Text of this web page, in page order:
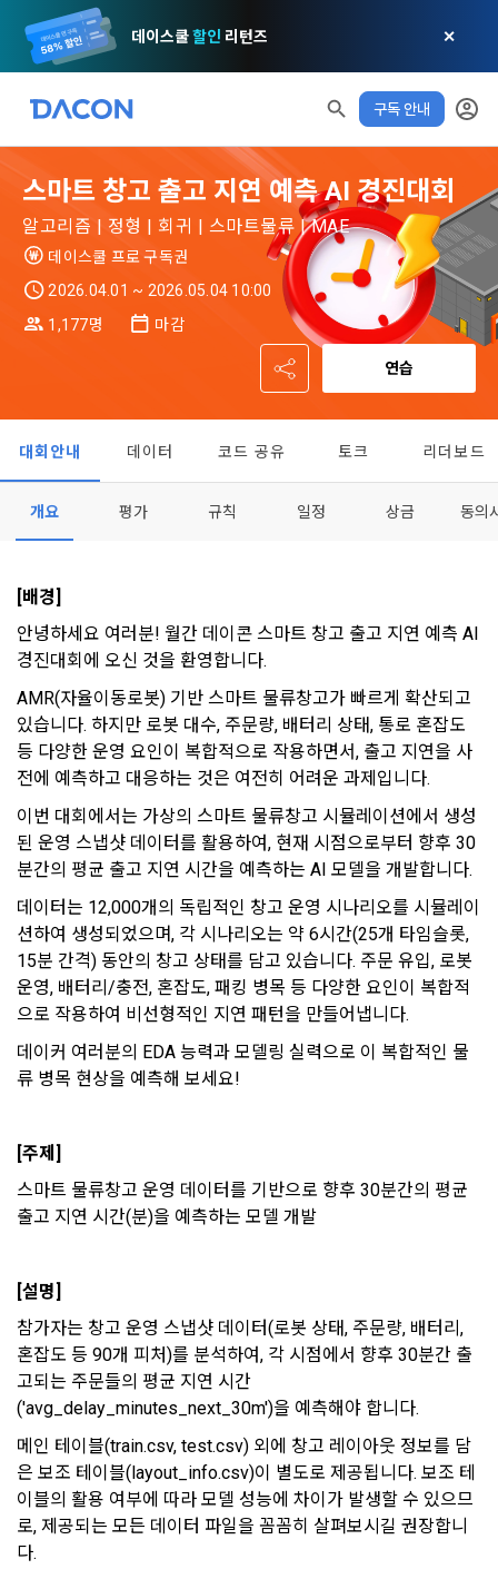
데이스쿨할인 리턴즈 ✕
구독 안내
알림 0 모두 읽음 모두 삭제 닫기
✕ MY XP XP 안내
LEVEL 1 다음 레벨까지 150 XP
0/150 XP
오늘의 XP
0 / 800
전체 XP
0
0
메일 인증 필요
[데이콘] 회원가입 인증메일
이용약관
본 약관은 데이콘 주식회사(이하 “회사”)와 “회원” 간에 정보 서
비스를 이용하는 조건 및 절차에 관한 필요한 사항을 약속하여
규정하는 데 그 목적이 있다. “회원”은 모든 약관에 동의해야 하
며, 어떤 방식이든 본 서비스를 사용한다는 것은 “회원”이 본 약
의 조항을 포함한다.
제 2 조 (용어의 정의)
1."사이트"라 함은 "회사"가 서비스를 "회원"에게 제공하기 위하
여 컴퓨터 등 정보 통신 설비를 이용하여 설정한 가상의 영업장
또는 "회사"가 운영하는 아래 웹사이트를 말한다.
가. ***.dacon.io
2. "서비스"라 함은 “대회”, “교육”, “인재풀 등록” 등 사이트에서
제공하는 모든 서비스를 말한다. 그 외 "회사"가 운영하는 사이
트를 통해 개인이 등록한 자료를 DB화하여 각각의 목적에 맞게
분류, 가공, 집계하여 정보를 제공하는 서비스를 포함한다.
3. "개인회원"이라 함은 서비스를 이용하기 위하여 이 약관에 동
의하고 "회사"와 이용 계약을 체결한 개인을 말한다.
4. “인재회원”이라 함은 “데이콘 인재풀 서비스”를 이용하기 위
용 의뢰 “기업회원”에게 개인정보, 프로젝트, 코드 등을 제공하
는 것에 동의한 “개인회원”을 말한다.
5. “기업회원”이라 함은 “회사”에 대회의 주최를 의뢰하거나, 채
용 의뢰 서비스 등을 이용하기 위해 “회사”와 일정 계약을 한 개
인 또는 법인을 말한다.
6. “해커톤”이라 함은 “회사”가 “사이트”에 출제한 문제에 “개인
회원”이 AI 코드를 제출하고, “회사”는 이를 평가하여 우수작을
을 크라우드소싱하기 위하여 “회사"에 의뢰하는 경연대회 또는
해커톤, AI해커톤, AI경진대회 등을 말한다.
8. “교육”이라 함은 “회사”가  제공하는 교육컨텐츠를 포함한 온
9. "아이디"라 함은 회원의 식별과 회원의 서비스 이용을 위하여
"회원"이 가입 시 사용한 이메일 주소를 말한다.
10. "비밀번호"라 함은 "회사"의 서비스를 이용하려는 사람이 아
이디를 부여받은 자와 동일인임을 확인하고 "회원"의 권익을 보
호하기 위하여 "회원"이 선정한 문자와 숫자의 조합 또는 이와
동일한 용도로 쓰이는 “사이트”에서 자동 생성된 인증코드를 말
한다.
제 3 조 (효력의 발생 및 변경)
본 약관은 온라인을 통하여 “회원”에게 공시함으로써 효력을 발
개인정보 처리방침
데이콘 개인정보 처리방침
(2021.05.24 본)
데이콘은 이용자 개인정보 보호를 여러 경영요소 가운데 최
는 ‘회사’)는 서비스 기획부터 종료까지 정보통신망 이용촉진 및
정보보호 등에 관한 법률(이하 ‘정보통신망법’), 개인정보보호법
1. 개인정보처리방침의 의의
며, 필요에 따라 누구와 이를 공유(‘위탁 또는 제공’)하며, 이용목
적을 달성한 정보를 언제, 어떻게 파기 하는지 등 ‘개인정보의 한
살이’와 관련한 정보를 투명하게 제공합니다.
정보주체로서 이용자는 자신의 개인정보에 대해 어떤 권리를 가
지고 있으며, 이를 어떤 방법과 절차로 행사할 수 있는지를 알려
드립니다. 또한, 법정대리인(부모 등)이 만14세 미만 아동의 개
인정보 보호를 위해 어떤 권리를 행사할 수 있는지도 함께 안내
합니다.
개인정보 침해사고가 발생하는 경우, 추가적인 피해를 예방하고
이미 발생한 피해를 복구하기 위해 누구에게 연락하여 어떤 도
움을 받을 수 있는지 알려 드립니다.
그 무엇보다도, 개인정보와 관련하여 데이콘과 이용자 간의 권
리 및 의무 관계를 규정하여 이용자의 ‘개인정보자기결정권’을
보장하는 수단이 됩니다.
데이콘 주식회사(이하 “회사”)는 다음 목적을 위하여 개인정보
를 수집하고 있으며, 다음 목적 이외의 용도로는 수집한 개인정
보를 이용하지 않습니다.
회원제 서비스 이용에 따른 본인확인, 본인의 의사확인, 고객문
의에 대한 응답, 새로운 정보의 소개 및 고지사항 전달
2) 서비스 제공에 관한 계약 이행 및 서비스 제공에 따른 요금정
산
본인인증, 채용정보 매칭 및 컨텐츠 제공을 위한 개인식별, 회원
간의 상호 연락, 구매 및 요금 결제, 물품 및 증빙발송, 부정 이용
방지와 비인가 사용방지
마케팅 정보 수신 동의
DACON이 제공하는 이용자 맞춤형 서비스 및 상품 추천, 각종
경품 행사, 이벤트, 경진대회 홍보 목적 등의 광고성 정보를 전자
서신우편, 문자(SMS 또는 카카오 알림톡), 푸시, 전화 등을 통해
이용자에게 제공합니다.
- 마케팅 수신 동의는 거부하실 수 있으며 동의 이후에라도 고객
의 의사에 따라 동의를 철회할 수 있습니다.
에 제한이 되지 않습니다.
단, 할인, 이벤트 및 이용자 맞춤형 상품 추천 등의 마케팅 정보
안내 서비스가 제한됩니다.
2. 미동의 시 불이익 사항
개인정보보호법 제22조 제5항에 의해 선택정보 사항에 대해서
는 동의 거부 하시더라도 서비스 이용에 제한되지 않습니다.
단, 할인, 이벤트 및 이용자 맞춤형 상품 추천 등의 마케팅 정보
안내 서비스가 제한됩니다.
3. 서비스 정보 수신 동의 철회
DACON에서 제공하는 마케팅 정보를 원하지 않을 경우 ‘홈>계
정관리 페이지의 하단 마케팅(대회 진행, 교육 등) 정보 수신 동
의(선택)’에서 철회를 요청할 수 있습니다.
또한 향후 마케팅 활용에 새롭게 동의하고자 하는 경우에는 ‘홈>
계정관리 페이지의 하단 마케팅(대회 진행, 교육 등) 정보 수신
동의(선택)’에서 동의하실 수 있습니다.
2021.05.25
스마트 창고 출고 지연 예측 AI 경진대회
알고리즘 | 정형 | 회귀 | 스마트물류 | MAE
데이스쿨 프로 구독권
2026.04.01 ~ 2026.05.04 10:00
1,177명
마감
연습
대회안내 데이터 코드 공유 토크 리더보드
개요 평가 규칙 일정 상금 동의
[배경]
안녕하세요 여러분! 월간 데이콘 스마트 창고 출고 지연 예측 AI
경진대회에 오신 것을 환영합니다.
AMR(자율이동로봇) 기반 스마트 물류창고가 빠르게 확산되고
있습니다. 하지만 로봇 대수, 주문량, 배터리 상태, 통로 혼잡도
등 다양한 운영 요인이 복합적으로 작용하면서, 출고 지연을 사
전에 예측하고 대응하는 것은 여전히 어려운 과제입니다.
이번 대회에서는 가상의 스마트 물류창고 시뮬레이션에서 생성
된 운영 스냅샷 데이터를 활용하여, 현재 시점으로부터 향후 30
분간의 평균 출고 지연 시간을 예측하는 AI 모델을 개발합니다.
데이터는 12,000개의 독립적인 창고 운영 시나리오를 시뮬레이
션하여 생성되었으며, 각 시나리오는 약 6시간(25개 타임슬롯,
15분 간격) 동안의 창고 상태를 담고 있습니다. 주문 유입, 로봇
운영, 배터리/충전, 혼잡도, 패킹 병목 등 다양한 요인이 복합적
으로 작용하여 비선형적인 지연 패턴을 만들어냅니다.
데이커 여러분의 EDA 능력과 모델링 실력으로 이 복합적인 물
류 병목 현상을 예측해 보세요!
[주제]
스마트 물류창고 운영 데이터를 기반으로 향후 30분간의 평균
출고 지연 시간(분)을 예측하는 모델 개발
[설명]
참가자는 창고 운영 스냅샷 데이터(로봇 상태, 주문량, 배터리,
혼잡도 등 90개 피처)를 분석하여, 각 시점에서 향후 30분간 출
고되는 주문들의 평균 지연 시간
('avg_delay_minutes_next_30m')을 예측해야 합니다.
메인 테이블(train.csv, test.csv) 외에 창고 레이아웃 정보를 담
은 보조 테이블(layout_info.csv)이 별도로 제공됩니다. 보조 테
이블의 활용 여부에 따라 모델 성능에 차이가 발생할 수 있으므
로, 제공되는 모든 데이터 파일을 꼼꼼히 살펴보시길 권장합니
다.